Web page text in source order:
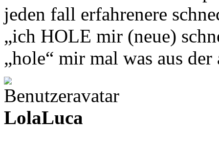
jeden fall erfahrenere
„ich HOLE mir (neue)
„hole“ mir mal was aus
LolaLuca